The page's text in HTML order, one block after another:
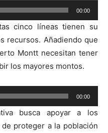
00:00
cinco líneas tienen su
recursos. Añadiendo que
Montt necesitan tener
los mayores montos.
00:00
busca apoyar a los
proteger a la población